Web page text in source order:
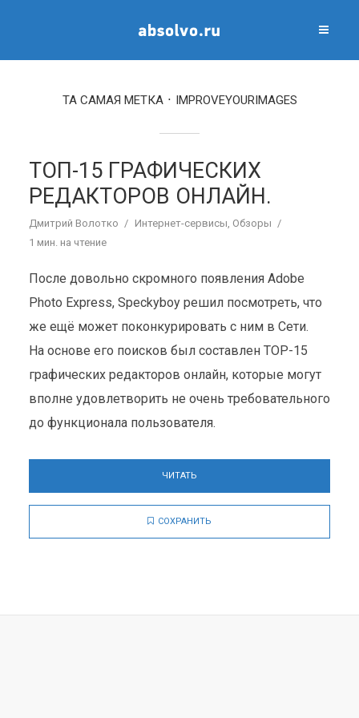
ТА САМАЯ МЕТКА IMPROVEYOURIMAGES
ТОП-15 ГРАФИЧЕСКИХ
РЕДАКТОРОВ ОНЛАЙН.
Дмитрий Волотко Интернет-сервисы, Обзоры
1 мин. на чтение
После довольно скромного появления Adobe
Photo Express, Speckyboy решил посмотреть, что
же ещё может поконкурировать с ним в Сети.
На основе его поисков был составлен ТОР-15
графических редакторов онлайн, которые могут
вполне удовлетворить не очень требовательного
до функционала пользователя.
ЧИТАТЬ
СОХРАНИТЬ